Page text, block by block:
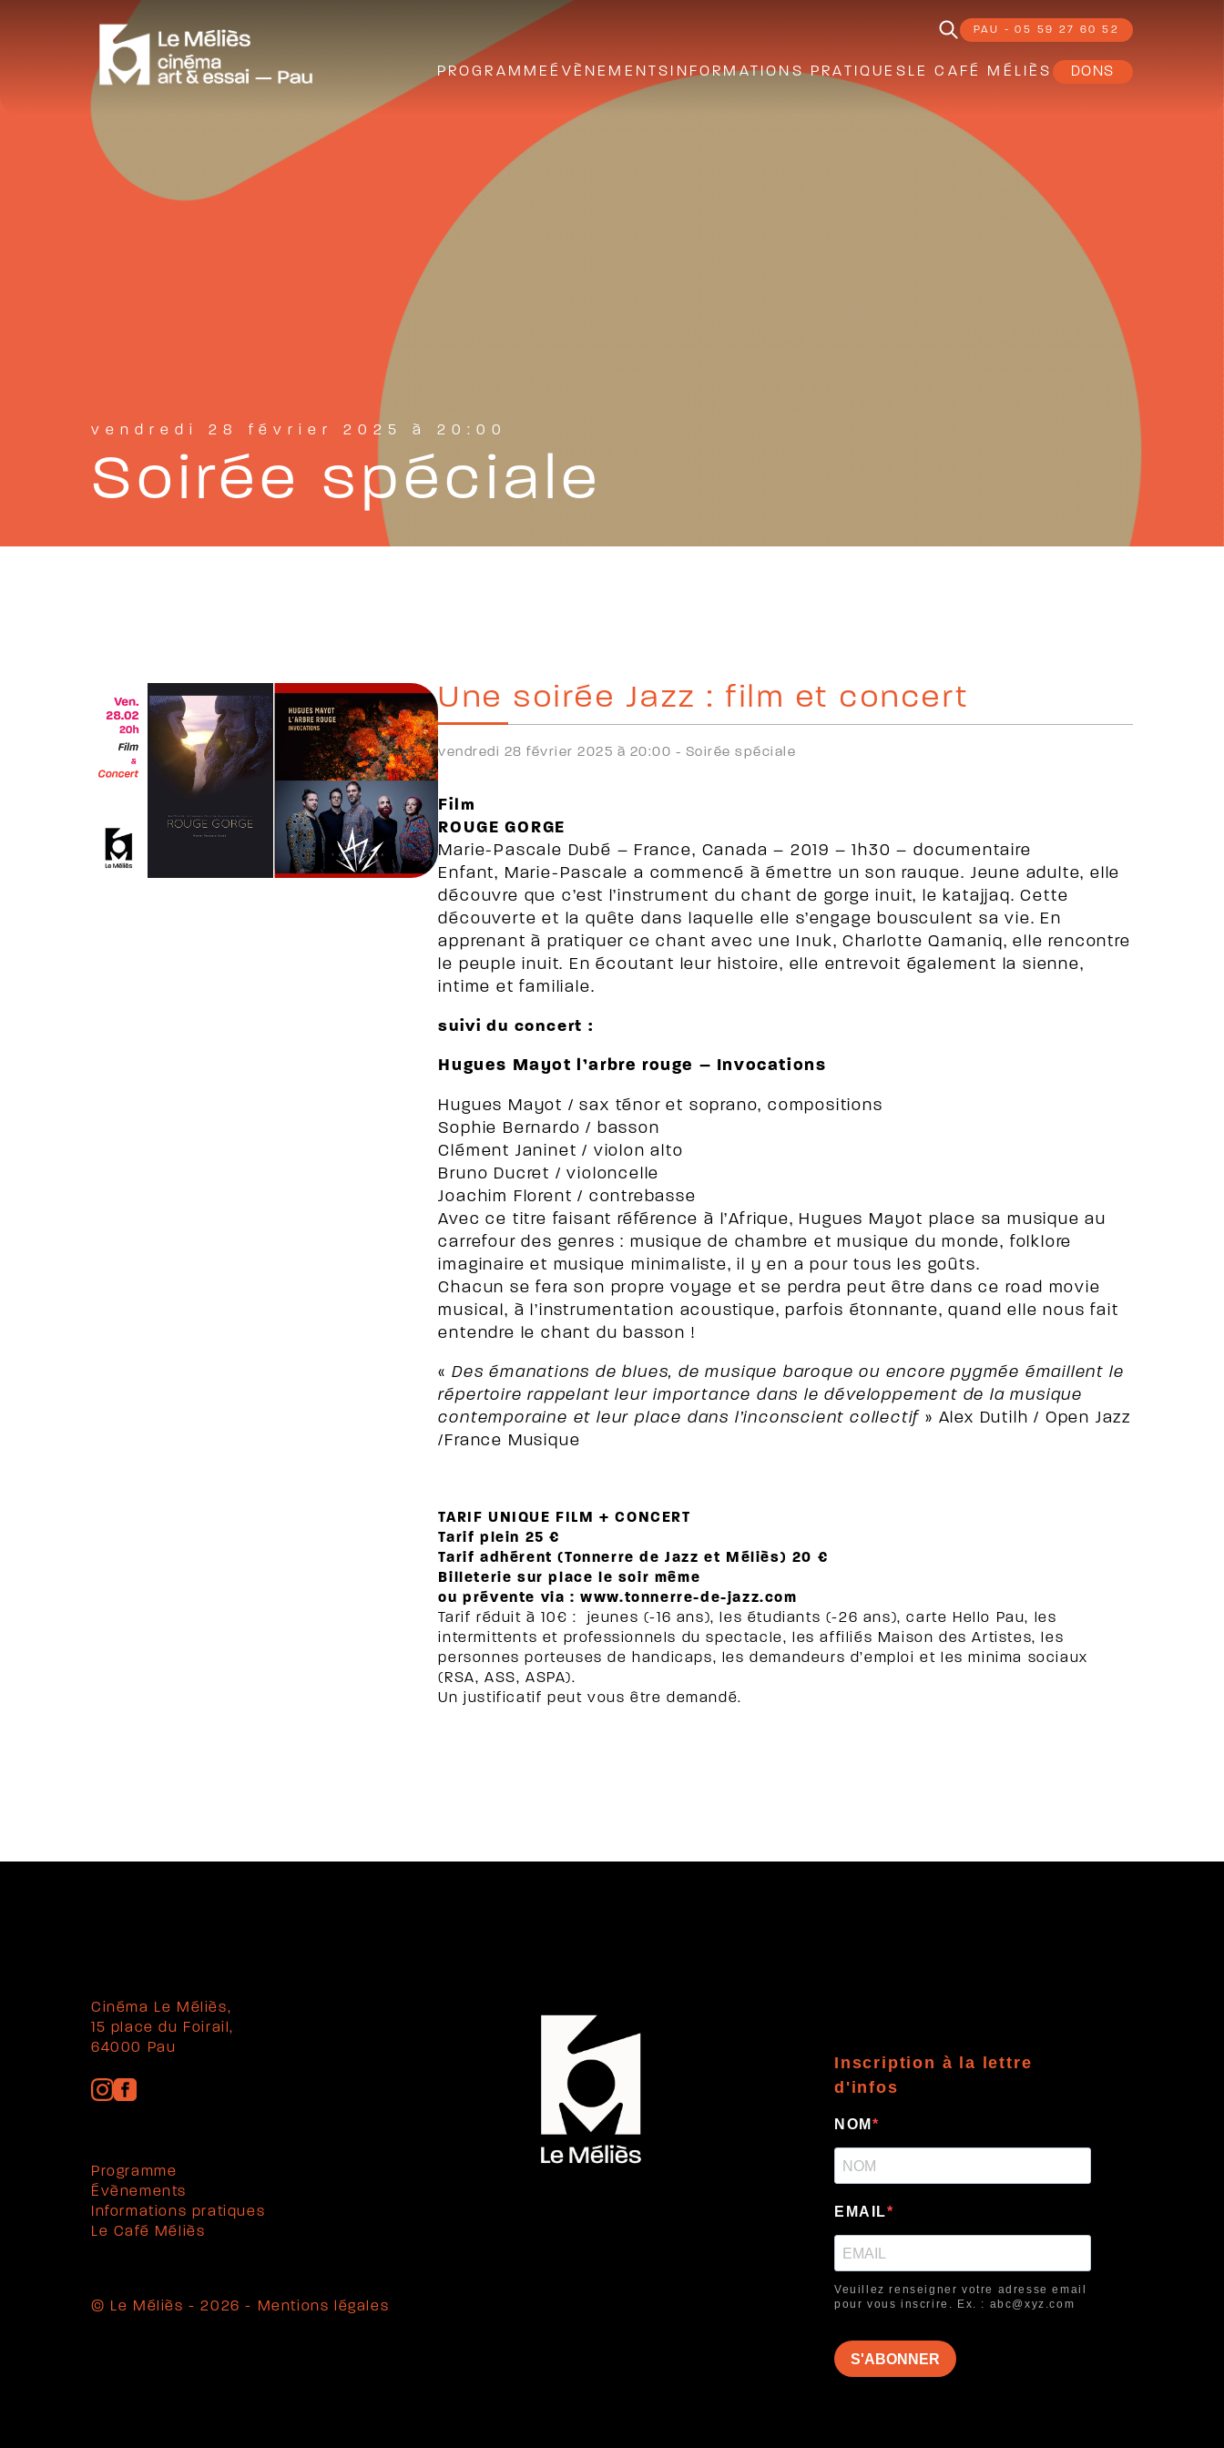
PAU - 05 59 27 60 52
PROGRAMME ÉVÈNEMENTS INFORMATIONS PRATIQUES LE CAFÉ MÉLIÈS DONS
vendredi 28 février 2025 à 20:00
Soirée spéciale
Une soirée Jazz : film et concert
vendredi 28 février 2025 à 20:00 - Soirée spéciale
Film
ROUGE GORGE
Marie-Pascale Dubé – France, Canada – 2019 – 1h30 – documentaire
Enfant, Marie-Pascale a commencé à émettre un son rauque. Jeune adulte, elle
découvre que c’est l’instrument du chant de gorge inuit, le katajjaq. Cette
découverte et la quête dans laquelle elle s’engage bousculent sa vie. En
apprenant à pratiquer ce chant avec une Inuk, Charlotte Qamaniq, elle rencontre
le peuple inuit. En écoutant leur histoire, elle entrevoit également la sienne,
intime et familiale.
suivi du concert :
Hugues Mayot l’arbre rouge – Invocations
Hugues Mayot / sax ténor et soprano, compositions
Sophie Bernardo / basson
Clément Janinet / violon alto
Bruno Ducret / violoncelle
Joachim Florent / contrebasse
Avec ce titre faisant référence à l’Afrique, Hugues Mayot place sa musique au
carrefour des genres : musique de chambre et musique du monde, folklore
imaginaire et musique minimaliste, il y en a pour tous les goûts.
Chacun se fera son propre voyage et se perdra peut être dans ce road movie
musical, à l’instrumentation acoustique, parfois étonnante, quand elle nous fait
entendre le chant du basson !
« Des émanations de blues, de musique baroque ou encore pygmée émaillent le
répertoire rappelant leur importance dans le développement de la musique
contemporaine et leur place dans l’inconscient collectif » Alex Dutilh / Open Jazz
/France Musique
TARIF UNIQUE FILM + CONCERT
Tarif plein 25 €
Tarif adhérent (Tonnerre de Jazz et Méliès) 20 €
Billeterie sur place le soir même
ou prévente via :www.tonnerre-de-jazz.com
Tarif réduit à 10€ : jeunes (-16 ans), les étudiants (-26 ans), carte Hello Pau, les
intermittents et professionnels du spectacle, les affiliés Maison des Artistes, les
personnes porteuses de handicaps, les demandeurs d’emploi et les minima sociaux
(RSA, ASS, ASPA).
Un justificatif peut vous être demandé.
Cinéma Le Méliès,
15 place du Foirail,
64000 Pau
Programme
Évènements
Informations pratiques
Le Café Méliès
© Le Méliès - 2026 - Mentions légales
Inscription à la lettre
d'infos
NOM
EMAIL
Veuillez renseigner votre adresse email
pour vous inscrire. Ex. : abc@xyz.com
S'ABONNER